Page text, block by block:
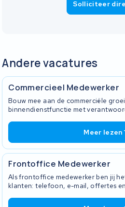
Solliciteer
Andere vacatures
Commercieel Medewerker
Bouw mee aan de commerciële
binnendienstfunctie met
Meer lezen
Frontoffice Medewerker
Als frontoffice medewerker ben jij
klanten: telefoon, e-mail, offertes